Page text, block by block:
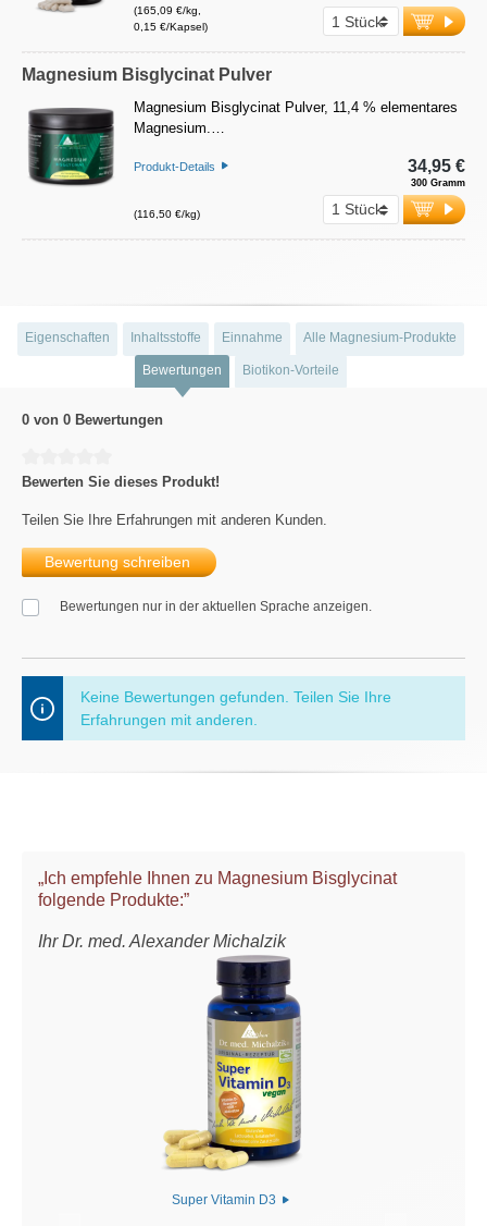
(165,09 €/kg,
0,15 €/Kapsel)
Magnesium Bisglycinat Pulver
Magnesium Bisglycinat Pulver, 11,4 % elementares
Magnesium.…
Produkt-Details
(116,50 €/kg)
300 Gramm
34,95 €
Eigenschaften Inhaltsstoffe Einnahme Alle Magnesium-Produkte
Bewertungen Biotikon-Vorteile
0 von 0 Bewertungen
Bewerten Sie dieses Produkt!
Teilen Sie Ihre Erfahrungen mit anderen Kunden.
Bewertung schreiben
Bewertungen nur in der aktuellen Sprache anzeigen.
Keine Bewertungen gefunden. Teilen Sie Ihre
Erfahrungen mit anderen.
„Ich empfehle Ihnen zu Magnesium Bisglycinat
folgende Produkte:”
Ihr Dr. med. Alexander Michalzik
Super Vitamin D3